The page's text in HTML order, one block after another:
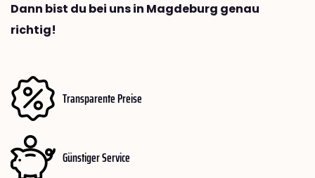
Dann bist du bei uns in Magdeburg genau
richtig!
Transparente Preise
Günstiger Service